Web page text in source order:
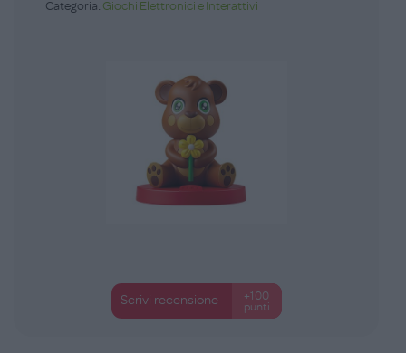
Categoria: Giochi Elettronici e Interattivi
Scrivi recensione
+100
punti